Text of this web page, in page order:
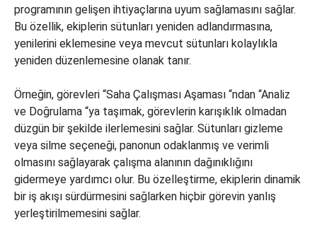
programının gelişen ihtiyaçlarına uyum sağlamasını sağlar.
Bu özellik, ekiplerin sütunları yeniden adlandırmasına,
yenilerini eklemesine veya mevcut sütunları kolaylıkla
yeniden düzenlemesine olanak tanır.
Örneğin, görevleri “Saha Çalışması Aşaması “ndan “Analiz
ve Doğrulama “ya taşımak, görevlerin karışıklık olmadan
düzgün bir şekilde ilerlemesini sağlar. Sütunları gizleme
veya silme seçeneği, panonun odaklanmış ve verimli
olmasını sağlayarak çalışma alanının dağınıklığını
gidermeye yardımcı olur. Bu özelleştirme, ekiplerin dinamik
bir iş akışı sürdürmesini sağlarken hiçbir görevin yanlış
yerleştirilmemesini sağlar.